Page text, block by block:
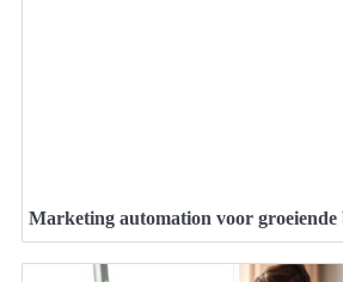
Marketing automation voor groeiende